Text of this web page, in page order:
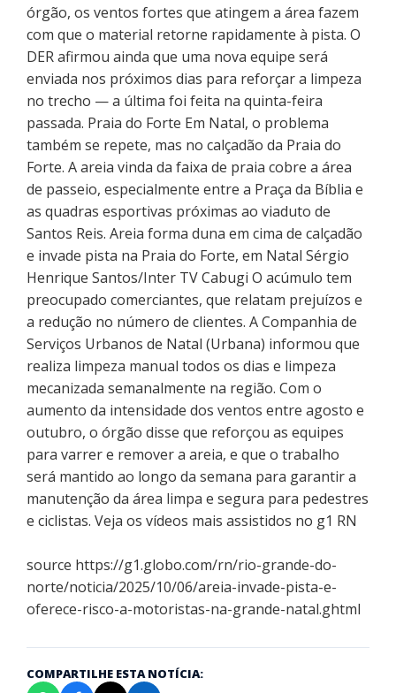
órgão, os ventos fortes que atingem a área fazem
com que o material retorne rapidamente à pista. O
DER afirmou ainda que uma nova equipe será
enviada nos próximos dias para reforçar a limpeza
no trecho — a última foi feita na quinta-feira
passada. Praia do Forte Em Natal, o problema
também se repete, mas no calçadão da Praia do
Forte. A areia vinda da faixa de praia cobre a área
de passeio, especialmente entre a Praça da Bíblia e
as quadras esportivas próximas ao viaduto de
Santos Reis. Areia forma duna em cima de calçadão
e invade pista na Praia do Forte, em Natal Sérgio
Henrique Santos/Inter TV Cabugi O acúmulo tem
preocupado comerciantes, que relatam prejuízos e
a redução no número de clientes. A Companhia de
Serviços Urbanos de Natal (Urbana) informou que
realiza limpeza manual todos os dias e limpeza
mecanizada semanalmente na região. Com o
aumento da intensidade dos ventos entre agosto e
outubro, o órgão disse que reforçou as equipes
para varrer e remover a areia, e que o trabalho
será mantido ao longo da semana para garantir a
manutenção da área limpa e segura para pedestres
e ciclistas. Veja os vídeos mais assistidos no g1 RN
source https://g1.globo.com/rn/rio-grande-do-
norte/noticia/2025/10/06/areia-invade-pista-e-
oferece-risco-a-motoristas-na-grande-natal.ghtml
COMPARTILHE ESTA NOTÍCIA: